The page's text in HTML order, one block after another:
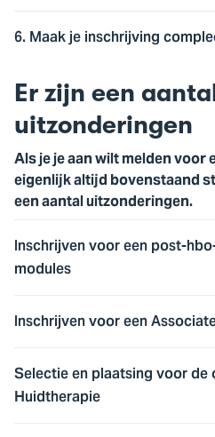
6. Maak je inschrijving
Er zijn een aantal
uitzonderingen
Als je je aan wilt melden voor
eigenlijk altijd bovenstaand
een aantal uitzonderingen.
Inschrijven voor een post-
modules
Inschrijven voor een
Selectie en plaatsing voor de
Huidtherapie